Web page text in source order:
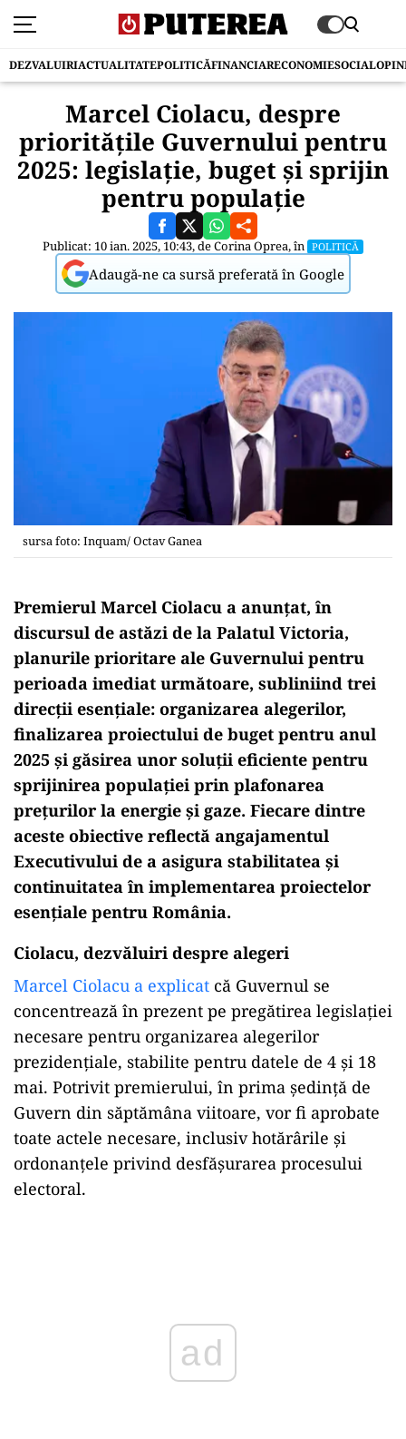
DEZVALUIRIACTUALITATEPOLITICĂFINANCIARECONOMIESOCIAL
Marcel Ciolacu, despre
prioritățile Guvernului pentru
2025: legislație, buget și sprijin
pentru populație
Publicat: 10 ian. 2025, 10:43, deCorina Oprea, în POLITICĂ
Adaugă-ne ca sursă preferată în Google
sursa foto: Inquam/ Octav Ganea
Premierul Marcel Ciolacu a anunțat, în
discursul de astăzi de la Palatul Victoria,
planurile prioritare ale Guvernului pentru
perioada imediat următoare, subliniind trei
direcții esențiale: organizarea alegerilor,
finalizarea proiectului de buget pentru anul
2025 și găsirea unor soluții eficiente pentru
sprijinirea populației prin plafonarea
prețurilor la energie și gaze. Fiecare dintre
aceste obiective reflectă angajamentul
Executivului de a asigura stabilitatea și
continuitatea în implementarea proiectelor
esențiale pentru România.
Ciolacu, dezvăluiri despre alegeri
Marcel Ciolacu a explicat că Guvernul se
concentrează în prezent pe pregătirea legislației
necesare pentru organizarea alegerilor
prezidențiale, stabilite pentru datele de 4 și 18
mai. Potrivit premierului, în prima ședință de
Guvern din săptămâna viitoare, vor fi aprobate
toate actele necesare, inclusiv hotărârile și
ordonanțele privind desfășurarea procesului
electoral.